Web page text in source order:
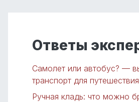
Ответы
Самолет или автобус? —
транспорт для путешествия
Ручная кладь: что можно